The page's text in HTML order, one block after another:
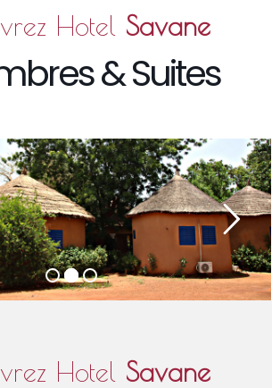
Hotel Savane
& Suites
Hotel Savane